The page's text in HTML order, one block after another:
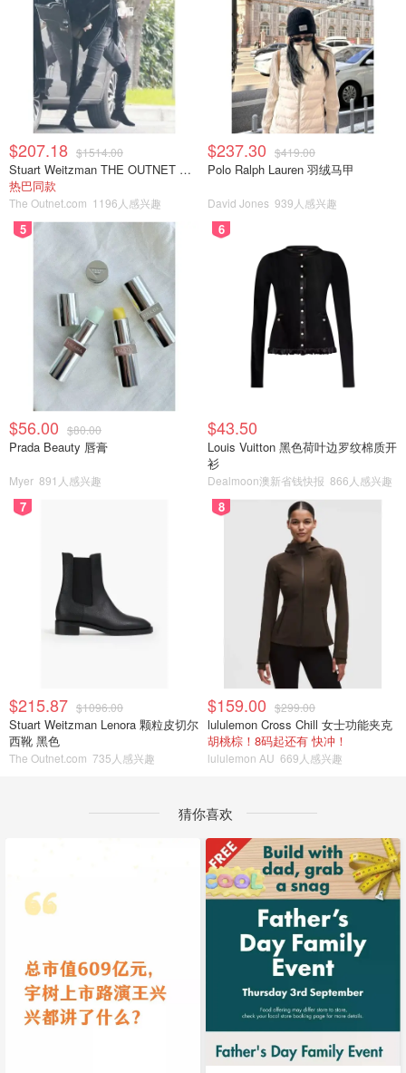
$207.18 $1514.00
Stuart Weitzman THE OUTNET 麂皮过膝靴 黑色
热巴同款
The Outnet.com 1196人感兴趣
$237.30 $419.00
Polo Ralph Lauren 羽绒马甲
David Jones 939人感兴趣
5
$56.00 $80.00
Prada Beauty 唇膏
Myer 891人感兴趣
6
$43.50
Louis Vuitton 黑色荷叶边罗纹棉质开
衫
Dealmoon澳新省钱快报 866人感兴趣
7
$215.87 $1096.00
Stuart Weitzman Lenora 颗粒皮切尔
西靴 黑色
The Outnet.com 735人感兴趣
8
$159.00 $299.00
lululemon Cross Chill 女士功能夹克
胡桃棕！8码起还有 快冲！
lululemon AU 669人感兴趣
猜你喜欢